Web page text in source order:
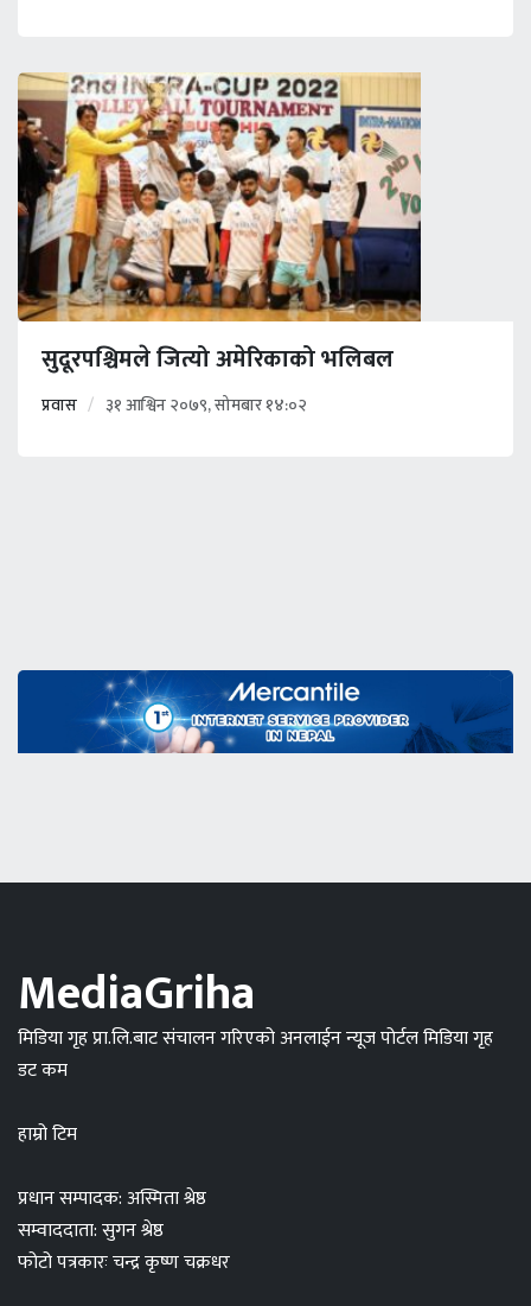
सुदूरपश्चिमले जित्यो अमेरिकाको भलिबल
प्रवास ३१ आश्विन २०७९, सोमबार १४:०२
MediaGriha
मिडिया गृह प्रा.लि.बाट संचालन गरिएको अनलाईन न्यूज पोर्टल मिडिया गृह
डट कम
हाम्रो टिम
प्रधान सम्पादक: अस्मिता श्रेष्ठ
सम्वाददाता: सुगन श्रेष्ठ
फोटो पत्रकारः चन्द्र कृष्ण चक्रधर